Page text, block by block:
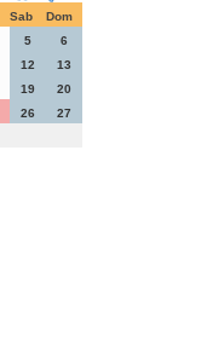
Sab
Dom
5
6
12
13
19
20
26
27